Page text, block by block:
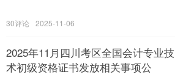
30 2025-11-06
2025年11月四川考区全国会计专业技
术初级资格证书发放相关事项公